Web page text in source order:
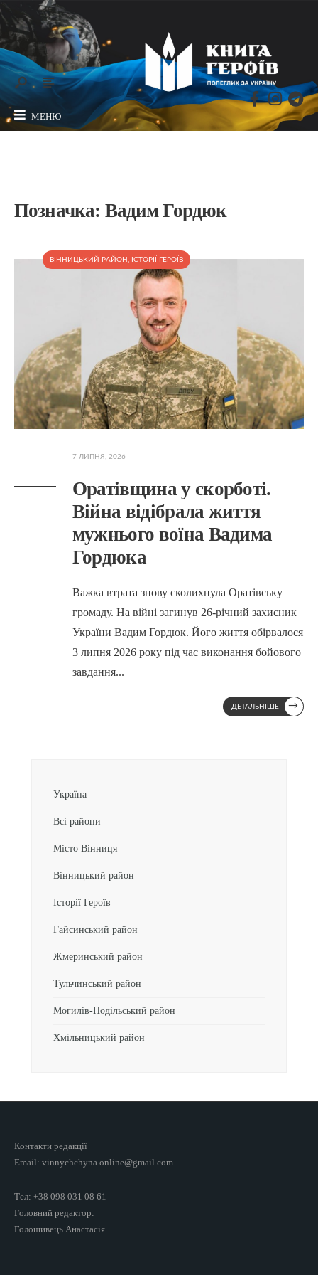
МЕНЮ
Позначка: Вадим Гордюк
ВІННИЦЬКИЙ РАЙОН , ІСТОРІЇ ГЕРОЇВ
7 ЛИПНЯ, 2026
Оратівщина у скорботі.
Війна відібрала життя
мужнього воїна Вадима
Гордюка
Важка втрата знову сколихнула Оратівську
громаду. На війні загинув 26-річний захисник
України Вадим Гордюк. Його життя обірвалося
3 липня 2026 року під час виконання бойового
завдання...
ДЕТАЛЬНІШЕ →
Україна
Всі райони
Місто Вінниця
Вінницький район
Історії Героїв
Гайсинський район
Жмеринський район
Тульчинський район
Могилів-Подільський район
Хмільницький район
Контакти редакції
Email: vinnychchyna.online@gmail.com
Тел: +38 098 031 08 61
Головний редактор:
Голошивець Анастасія